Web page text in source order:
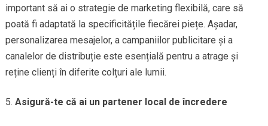
important să ai o strategie de marketing flexibilă, care să
poată fi adaptată la specificitățile fiecărei piețe. Așadar,
personalizarea mesajelor, a campaniilor publicitare și a
canalelor de distribuție este esențială pentru a atrage și
reține clienți în diferite colțuri ale lumii.
Asigură-te că ai un partener local de încredere